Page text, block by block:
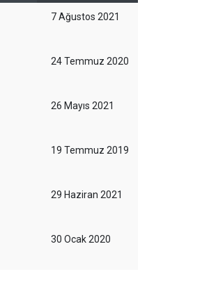
7 Ağustos 2021
24 Temmuz 2020
26 Mayıs 2021
19 Temmuz 2019
29 Haziran 2021
30 Ocak 2020